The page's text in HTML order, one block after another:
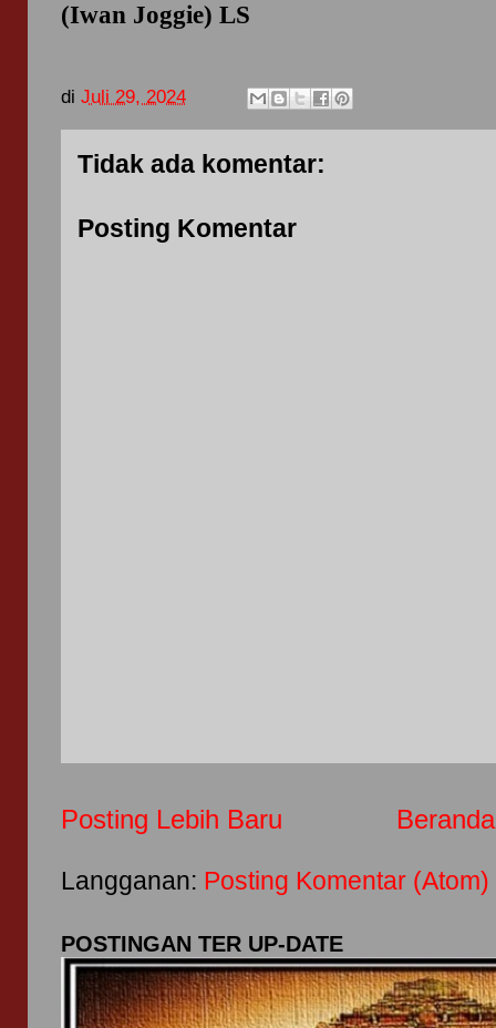
(Iwan Joggie) LS
di Juli 29, 2024
Tidak ada komentar:
Posting Komentar
Posting Lebih Baru Beranda
Langganan: Posting Komentar (Atom)
POSTINGAN TER UP-DATE